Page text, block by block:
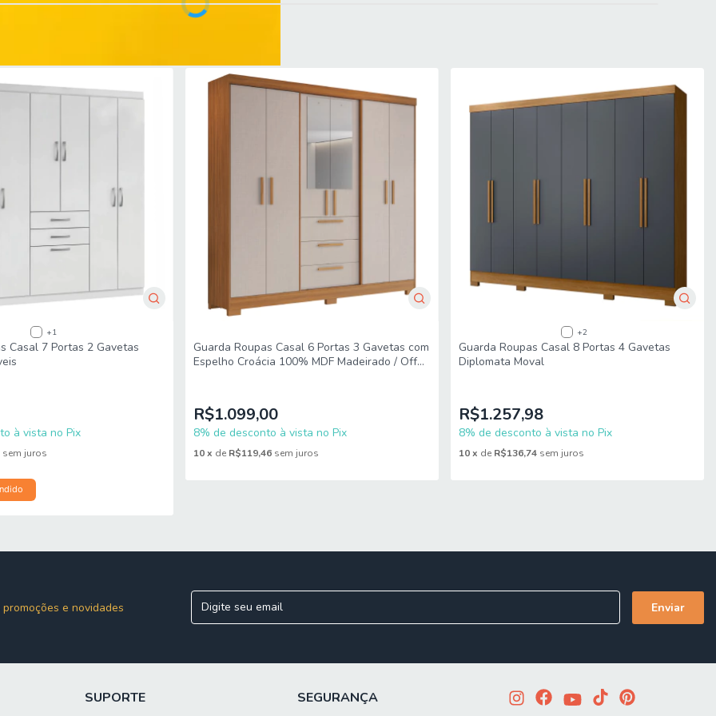
Gavetas 100% MDF Valen
+1
Casal 7 Portas 2 Gavetas
à vista no Pix
sem juros
Guarda Roupas Casal 6 Portas 3 Gavetas com
Espelho Croácia 100% MDF Madeirado / Off
R$1.099,00
8% de desconto à vista no Pix
10 x de R$119,46 sem juros
+2
Guarda Roupas Casal 8 Portas 4 Gavetas
Diplomata Moval
R$1.257,98
8% de desconto à vista no Pix
10 x de R$136,74 sem juros
e novidades
SUPORTE SEGURANÇA